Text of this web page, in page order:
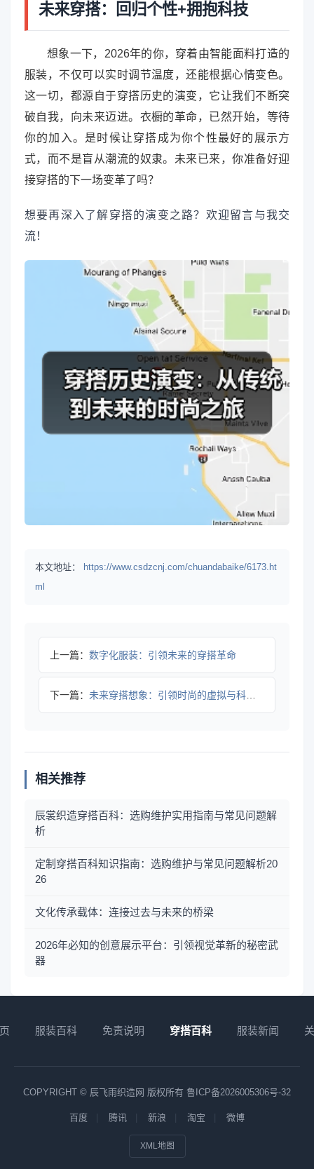
未来穿搭：回归个性+拥抱科技
想象一下，2026年的你，穿着由智能面料打造的
服装，不仅可以实时调节温度，还能根据心情变色。
这一切，都源自于穿搭历史的演变，它让我们不断突
破自我，向未来迈进。衣橱的革命，已然开始，等待
你的加入。是时候让穿搭成为你个性最好的展示方
式，而不是盲从潮流的奴隶。未来已来，你准备好迎
接穿搭的下一场变革了吗？
想要再深入了解穿搭的演变之路？欢迎留言与我交
流！
本文地址：
https://www.csdzcnj.com/chuandabaike/6173.ht
ml
上一篇： 数字化服装：引领未来的穿搭革命
下一篇： 未来穿搭想象：引领时尚的虚拟与科技融合新纪元
相关推荐
辰裳织造穿搭百科：选购维护实用指南与常见问题解
析
定制穿搭百科知识指南：选购维护与常见问题解析20
26
文化传承载体：连接过去与未来的桥梁
2026年必知的创意展示平台：引领视觉革新的秘密武
器
服装百科 免责说明 穿搭百科 服装新闻
COPYRIGHT © 辰飞雨织造网 版权所有 鲁ICP备2026005306号-32
百度 腾讯 新浪 淘宝 微博
XML地图